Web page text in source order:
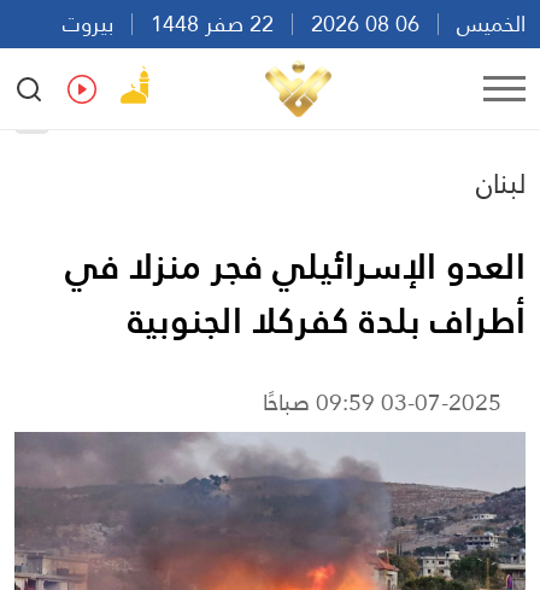
الخميس
بيروت
20:39
Ar
لبنان
العدو الإسرائيلي فجر منزلا في
أطراف بلدة كفركلا الجنوبية
03-07-2025 09:59 صباحًا